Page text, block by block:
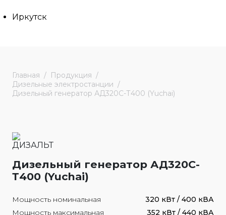
Иркутск
Главная
Продукция
Дизельные электростанции
Дизельный генератор АД320С-Т400 (Yuchai)
Дизельный генератор АД320С-
Т400 (Yuchai)
Мощность номинальная
320 кВт / 400 кВА
Мощность максимальная
352 кВт / 440 кВА